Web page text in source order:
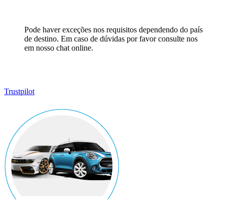
Pode haver exceções nos requisitos dependendo do país
de destino. Em caso de dúvidas por favor consulte nos
em nosso chat online.
Trustpilot